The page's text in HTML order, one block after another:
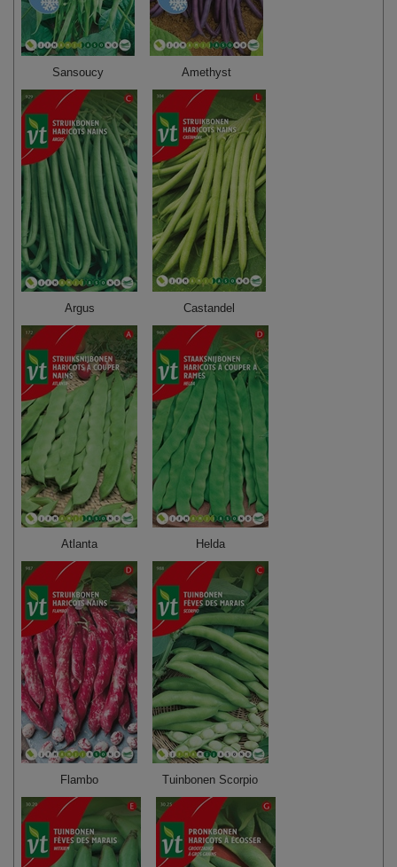
Sansoucy Amethyst
Argus Castandel
Atlanta Helda
Flambo Tuinbonen Scorpio